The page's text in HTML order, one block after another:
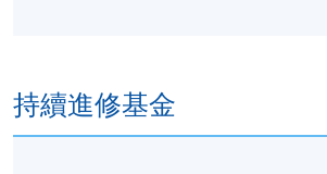
持續進修基金